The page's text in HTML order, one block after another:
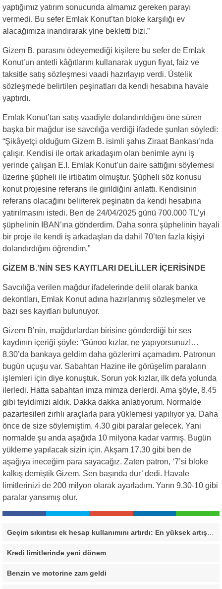
yaptığımız yatırım sonucunda almamız gereken parayı
vermedi. Bu sefer Emlak Konut’tan bloke karşılığı ev
alacağımıza inandırarak yine bekletti bizi.”
Gizem B. parasını ödeyemediği kişilere bu sefer de Emlak
Konut’un antetli kâğıtlarını kullanarak uygun fiyat, faiz ve
taksitle satış sözleşmesi vaadi hazırlayıp verdi. Üstelik
sözleşmede belirtilen peşinatları da kendi hesabına havale
yaptırdı.
Emlak Konut’tan satış vaadiyle dolandırıldığını öne süren
başka bir mağdur ise savcılığa verdiği ifadede şunları söyledi:
“Şikâyetçi olduğum Gizem B. isimli şahıs Ziraat Bankası’nda
çalışır. Kendisi ile ortak arkadaşım olan benimle aynı iş
yerinde çalışan E.I. Emlak Konut’un daire sattığını söylemesi
üzerine şüpheli ile irtibatım olmuştur. Şüpheli söz konusu
konut projesine referans ile girildiğini anlattı. Kendisinin
referans olacağını belirterek peşinatın da kendi hesabına
yatırılmasını istedi. Ben de 24/04/2025 günü 700.000 TL’yi
şüphelinin IBAN’ına gönderdim. Daha sonra şüphelinin hayali
bir proje ile kendi iş arkadaşları da dahil 70’ten fazla kişiyi
dolandırdığını öğrendim.”
GİZEM B.’NİN SES KAYITLARI DELİLLER İÇERİSİNDE
Savcılığa verilen mağdur ifadelerinde delil olarak banka
dekontları, Emlak Konut adına hazırlanmış sözleşmeler ve
bazı ses kayıtları bulunuyor.
Gizem B’nin, mağdurlardan birisine gönderdiği bir ses
kaydının içeriği şöyle: “Günoo kızlar, ne yapıyorsunuz!…
8.30’da bankaya geldim daha gözlerimi açamadım. Patronun
bugün uçuşu var. Sabahtan Hazine ile görüşelim paraların
işlemleri için diye konuştuk. Sorun yok kızlar, ilk defa yolunda
ilerledi. Hatta sabahtan imza mimza derlerdi. Ama şöyle, 8.45
gibi teyidimizi aldık. Dakka dakka anlatıyorum. Normalde
pazartesileri zırhlı araçlarla para yüklemesi yapılıyor ya. Daha
önce de size söylemiştim. 4.30 gibi paralar gelecek. Yani
normalde şu anda aşağıda 10 milyona kadar varmış. Bugün
yükleme yapılacak sizin için. Akşam 17.30 gibi ben de
aşağıya ineceğim para sayacağız. Zaten patron, ‘7’si bloke
kalkış demiştik Gizem. Sen başında dur’ dedi. Havale
limitlerinizi de 200 milyon olarak ayarladım. Yarın 9.30-10 gibi
paralar yansımış olur.
Kredi limitlerinde yeni dönem
Benzin ve motorine zam geldi